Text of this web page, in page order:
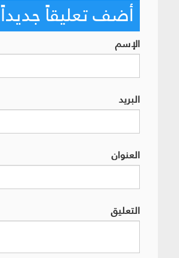
أضف تعليقاً جديداً
الإسم
البريد
العنوان
التعليق